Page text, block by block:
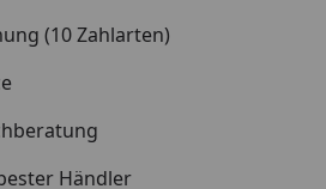
(10 Zahlarten)
Händler